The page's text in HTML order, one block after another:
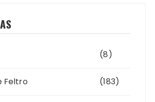
(8)
Feltro (183)